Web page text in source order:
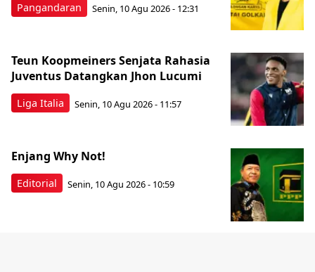
Pangandaran Senin, 10 Agu 2026 - 12:31
Liga Italia
Teun Koopmeiners Senjata Rahasia
Juventus Datangkan Jhon Lucumi
Senin, 10 Agu 2026 - 11:57
Editorial
Enjang Why Not!
Senin, 10 Agu 2026 - 10:59